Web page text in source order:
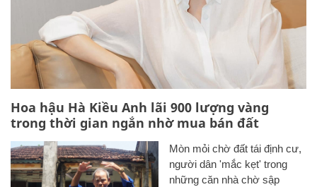
Hoa hậu Hà Kiều Anh lãi 900 lượng vàng
trong thời gian ngắn nhờ mua bán đất
Mòn mỏi chờ đất tái định cư,
người dân 'mắc kẹt' trong
những căn nhà chờ sập